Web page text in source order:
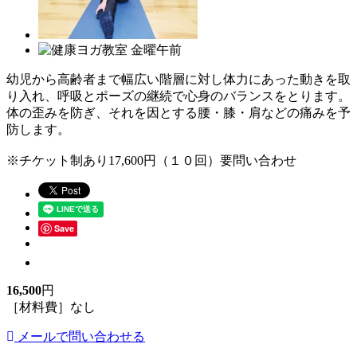
幼児から高齢者まで幅広い階層に対し体力にあった動きを取
り入れ、呼吸とポーズの継続で心身のバランスをとります。
体の歪みを防ぎ、それを因とする腰・膝・肩などの痛みを予
防します。
※チケット制あり17,600円（１０回）要問い合わせ
Save
16,500円
［材料費］なし
メールで問い合わせる